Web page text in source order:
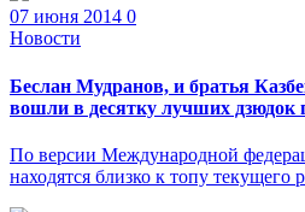
07 июня 2014 0
Новости
Беслан Мудранов, и братья
вошли в десятку лучших дзюдок
По версии Международной
находятся близко к топу текущего